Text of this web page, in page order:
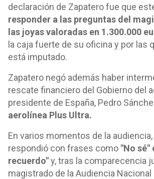
declaración de Zapatero fue que
responder a las preguntas del
las joyas valoradas en 1.300.000
la caja fuerte de su oficina y por las
está imputado.
Zapatero negó además haber
rescate financiero del Gobierno del
presidente de España, Pedro
aerolínea Plus Ultra.
En varios momentos de la
respondió con frases como "No sé"
recuerdo"y, tras la comparecencia
magistrado de la Audiencia